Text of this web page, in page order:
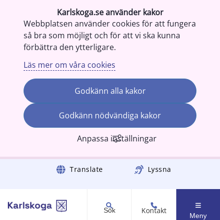
Karlskoga.se använder kakor
Webbplatsen använder cookies för att fungera
så bra som möjligt och för att vi ska kunna
förbättra den ytterligare.
Läs mer om våra cookies
Godkänn alla kakor
Godkänn nödvändiga kakor
Anpassa inställningar
Gå till innehåll Translate Lyssna
Sök Kontakt
Meny